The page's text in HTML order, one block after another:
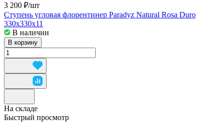
3 200 ₽/шт
Ступень угловая флорентинер Paradyz Natural Rosa Duro
330x330x11
В наличии
В корзину
На складе
Быстрый просмотр